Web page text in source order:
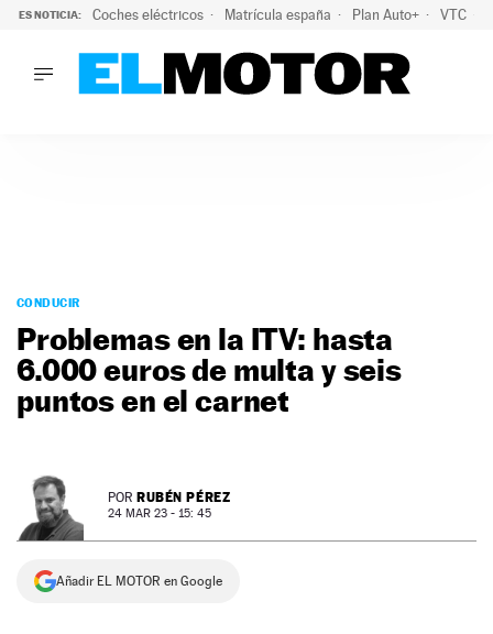
ES NOTICIA: Coches eléctricos Matrícula españa Plan Auto+ VTC
PODCAST
MOTOS
TECNOLOGÍA
SUPERCOCHES
MOTORTV
SERVICIOS
NEWSLETTER
SÍGUENOS
CONDUCIR
Problemas en la ITV: hasta
6.000 euros de multa y seis
puntos en el carnet
POR RUBÉN PÉREZ
24 MAR 23 - 15: 45
Añadir EL MOTOR en Google